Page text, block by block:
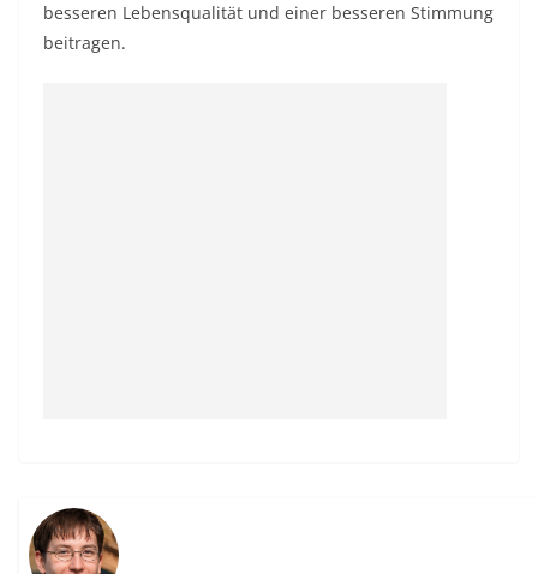
besseren Lebensqualität und einer besseren Stimmung
beitragen.